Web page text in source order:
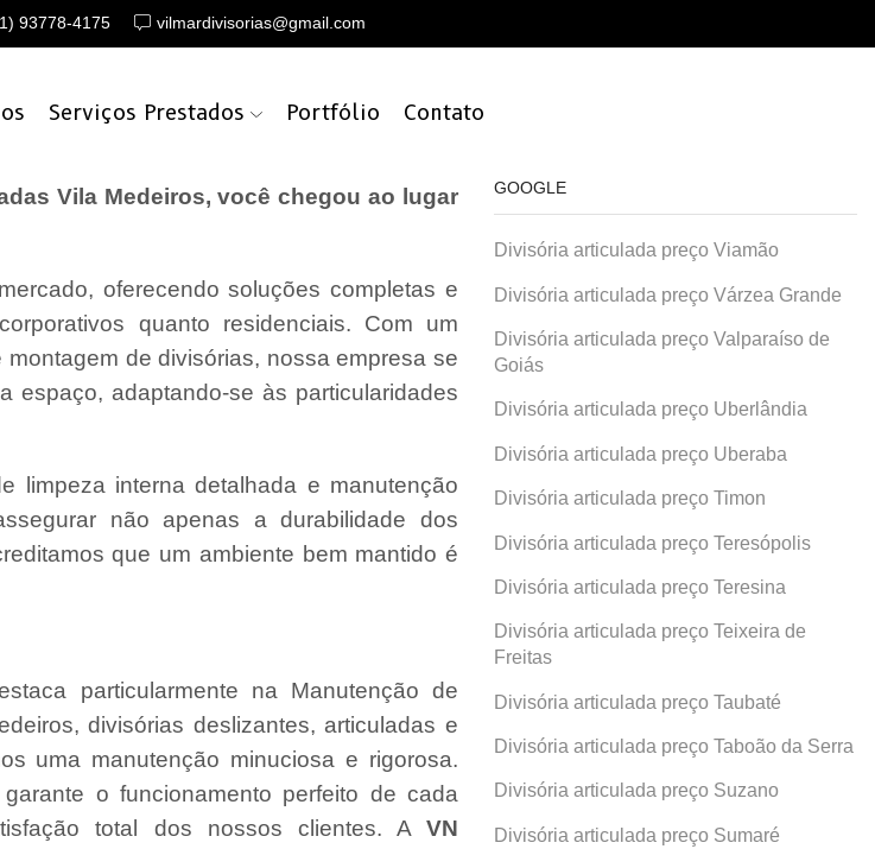
93778-4175 vilmardivisorias@gmail.com
Serviços Prestados Portfólio Contato
Vila Medeiros, você chegou ao lugar
oferecendo soluções completas e
quanto residenciais. Com um
de divisórias, nossa empresa se
espaço, adaptando-se às particularidades
limpeza interna detalhada e manutenção
não apenas a durabilidade dos
que um ambiente bem mantido é
particularmente na Manutenção de
divisórias deslizantes, articuladas e
uma manutenção minuciosa e rigorosa.
o funcionamento perfeito de cada
total dos nossos clientes. A VN
GOOGLE
Divisória articulada preço Viamão
Divisória articulada preço Várzea Grande
Divisória articulada preço Valparaíso de
Goiás
Divisória articulada preço Uberlândia
Divisória articulada preço Uberaba
Divisória articulada preço Timon
Divisória articulada preço Teresópolis
Divisória articulada preço Teresina
Divisória articulada preço Teixeira de
Freitas
Divisória articulada preço Taubaté
Divisória articulada preço Taboão da Serra
Divisória articulada preço Suzano
Divisória articulada preço Sumaré